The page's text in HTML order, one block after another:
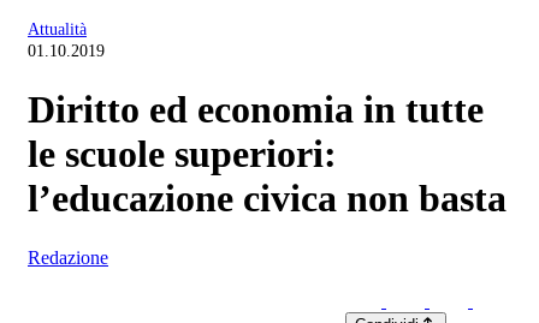
Attualità
01.10.2019
Diritto ed economia in tutte
le scuole superiori:
l’educazione civica non basta
Redazione